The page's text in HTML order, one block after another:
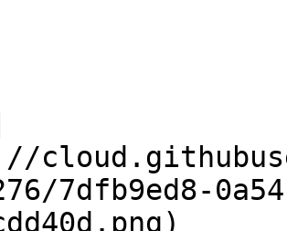
7dfb9ed8-